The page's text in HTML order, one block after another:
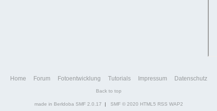
Home Forum Fotoentwicklung Tutorials Impressum Datenschutz
Back to top
made in Berldoba SMF 2.0.17 | SMF © 2020 HTML5 RSS WAP2